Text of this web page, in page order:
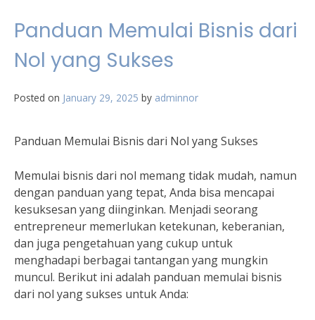
Panduan Memulai Bisnis dari
Nol yang Sukses
Posted on January 29, 2025 by adminnor
Panduan Memulai Bisnis dari Nol yang Sukses
Memulai bisnis dari nol memang tidak mudah, namun
dengan panduan yang tepat, Anda bisa mencapai
kesuksesan yang diinginkan. Menjadi seorang
entrepreneur memerlukan ketekunan, keberanian,
dan juga pengetahuan yang cukup untuk
menghadapi berbagai tantangan yang mungkin
muncul. Berikut ini adalah panduan memulai bisnis
dari nol yang sukses untuk Anda: